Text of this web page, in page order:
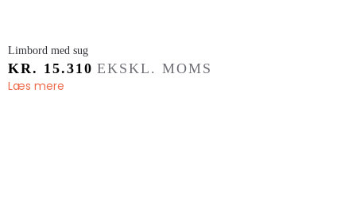
Limbord med sug
KR. 15.310 EKSKL. MOMS
Læs mere